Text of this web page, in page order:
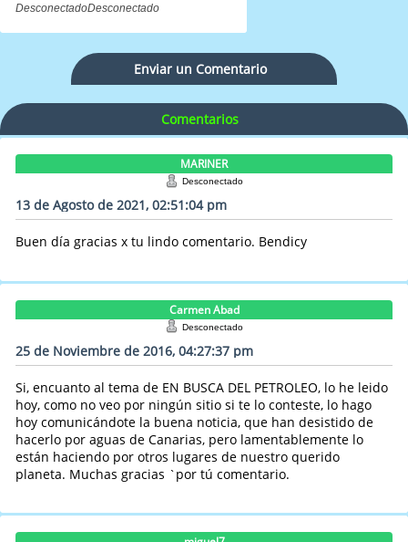
DesconectadoDesconectado
Enviar un Comentario
Comentarios
MARINER
Desconectado
13 de Agosto de 2021, 02:51:04 pm
Buen día gracias x tu lindo comentario. Bendicy
Carmen Abad
Desconectado
25 de Noviembre de 2016, 04:27:37 pm
Si, encuanto al tema de EN BUSCA DEL PETROLEO, lo he leido
hoy, como no veo por ningún sitio si te lo conteste, lo hago
hoy comunicándote la buena noticia, que han desistido de
hacerlo por aguas de Canarias, pero lamentablemente lo
están haciendo por otros lugares de nuestro querido
planeta. Muchas gracias `por tú comentario.